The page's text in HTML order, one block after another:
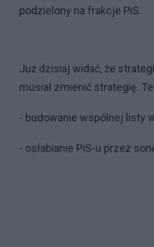
podzielony na frakcje PiS.
Już dzisiaj widać, że
musiał zmienić strategię.
- budowanie wspólnej listy
- osłabianie PiS-u przez